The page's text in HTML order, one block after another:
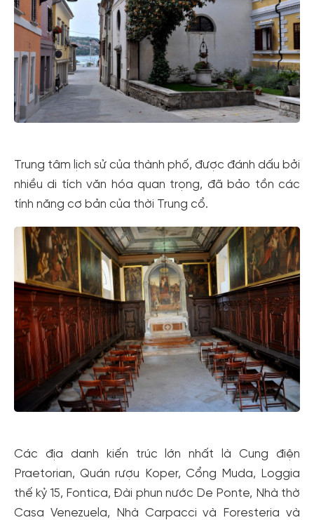
Trung tâm lịch sử của thành phố, được đánh dấu bởi
nhiều di tích văn hóa quan trọng, đã bảo tồn các
tính năng cơ bản của thời Trung cổ.
Các địa danh kiến trúc lớn nhất là Cung điện
Praetorian, Quán rượu Koper, Cổng Muda, Loggia
thế kỷ 15, Fontica, Đài phun nước De Ponte, Nhà thờ
Casa Venezuela, Nhà Carpacci và Foresteria và